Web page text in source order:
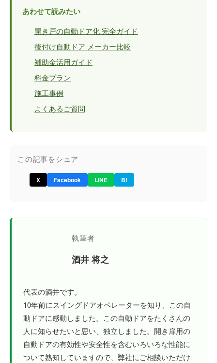
あわせて読みたい
開き戸の自動ドア化 完全ガイド
後付け自動ドア メーカー比較
補助金活用ガイド
料金プラン
施工事例
よくあるご質問
この記事をシェア
X Facebook LINE B!
執筆者
酒井 将之
代表の酒井です。
10年前にスイングドアオペレーターを知り、この自
動ドアに感動しました。この自動ドアをたくさんの
人に知らせたいと思い、独立しました。開き扉用の
自動ドアの有効性や安全性を含むいろいろな性能に
ついて熟知していますので、弊社にご相談いただけ